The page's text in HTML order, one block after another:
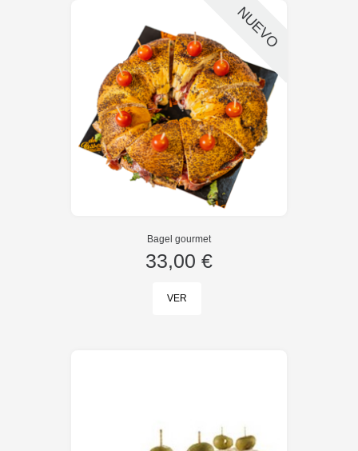
NUEVO
Bagel gourmet
33,00 €
VER